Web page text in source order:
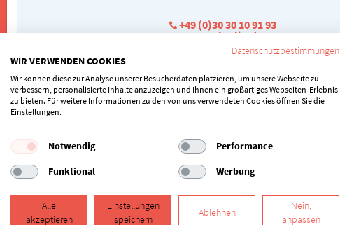
+49 (0)30 30 10 91 93
www.sgn-berlin.de
1 Spezialisten für MonaLisa Touch® gefunden
Datenschutzbestimmungen
WIR VERWENDEN COOKIES
Wir können diese zur Analyse unserer Besucherdaten platzieren, um unsere Webseite zu
verbessern, personalisierte Inhalte anzuzeigen und Ihnen ein großartiges Webseiten-Erlebnis
zu bieten. Für weitere Informationen zu den von uns verwendeten Cookies öffnen Sie die
Einstellungen.
Notwendig
Performance
Funktional
Werbung
Alle
akzeptieren
Einstellungen
speichern
Ablehnen
Nein,
anpassen